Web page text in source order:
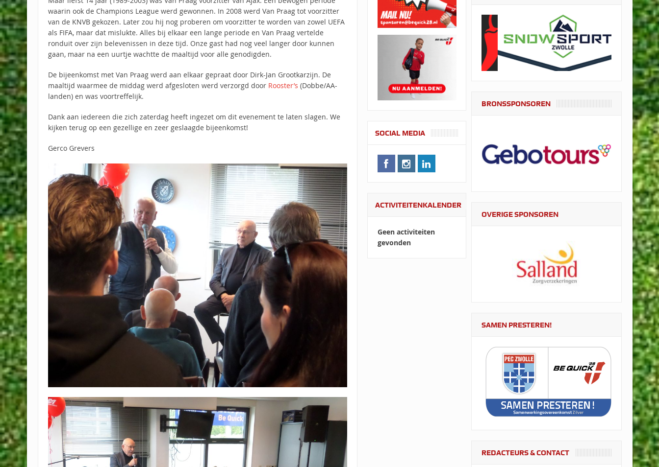
waarin ook de Champions League werd gewonnen. In 2008 werd Van Praag tot voorzitter
van de KNVB gekozen. Later zou hij nog proberen om voorzitter te worden van zowel UEFA
als FIFA, maar dat mislukte. Alles bij elkaar een lange periode en Van Praag vertelde
ronduit over zijn belevenissen in deze tijd. Onze gast had nog veel langer door kunnen
gaan, maar na een uurtje wachtte de maaltijd voor alle genodigden.
De bijeenkomst met Van Praag werd aan elkaar gepraat door Dirk-Jan Grootkarzijn. De
maaltijd waarmee de middag werd afgesloten werd verzorgd door Rooster’s (Dobbe/AA-
landen) en was voortreffelijk.
Dank aan iedereen die zich zaterdag heeft ingezet om dit evenement te laten slagen. We
kijken terug op een gezellige en zeer geslaagde bijeenkomst!
Gerco Grevers
SOCIAL MEDIA
ACTIVITEITENKALENDER
Geen activiteiten
gevonden
BRONSSPONSOREN
OVERIGE SPONSOREN
SAMEN PRESTEREN!
REDACTEURS & CONTACT